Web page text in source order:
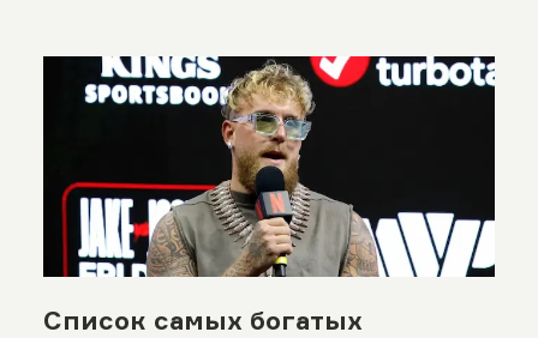
Список самых богатых